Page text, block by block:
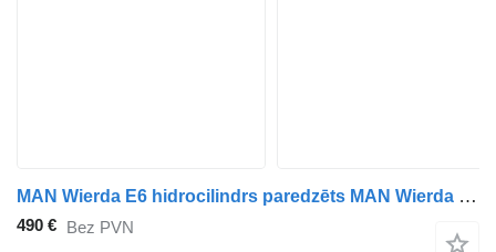
MAN Wierda E6 hidrocilindrs paredzēts MAN Wierda 10x4 e6 kravas automašīnas
490 € Bez PVN